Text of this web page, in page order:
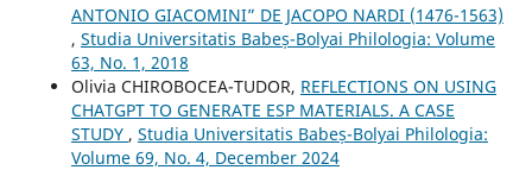
ANTONIO GIACOMINI” DE JACOPO NARDI (1476-1563)
, Studia Universitatis Babeș-Bolyai Philologia: Volume
63, No. 1, 2018
Olivia CHIROBOCEA-TUDOR, REFLECTIONS ON USING
CHATGPT TO GENERATE ESP MATERIALS. A CASE
STUDY , Studia Universitatis Babeș-Bolyai Philologia:
Volume 69, No. 4, December 2024